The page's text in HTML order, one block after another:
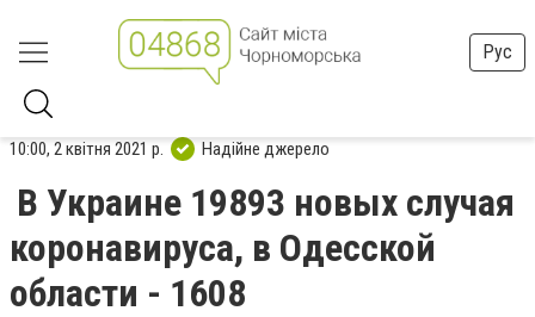
Рус
10:00, 2 квітня 2021 р. Надійне джерело
В Украине 19893 новых случая
коронавируса, в Одесской
области - 1608